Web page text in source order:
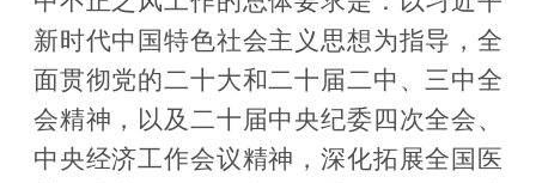
新时代中国特色社会主义思想为指导，全
面贯彻党的二十大和二十届二中、三中全
会精神，以及二十届中央纪委四次全会、
中央经济工作会议精神，深化拓展全国医